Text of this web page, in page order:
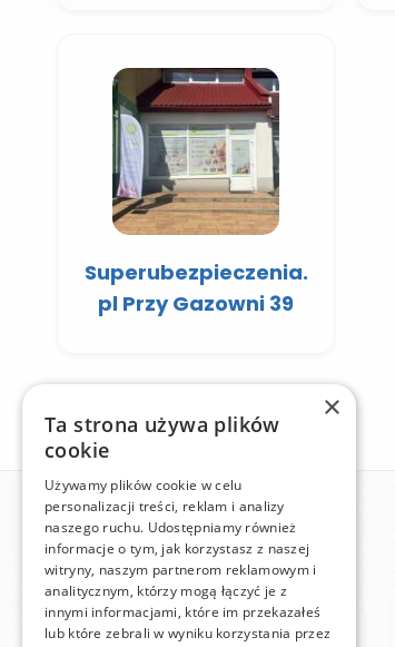
Superubezpieczenia.
pl Przy Gazowni 39
×
Ta strona używa plików
cookie
Używamy plików cookie w celu
personalizacji treści, reklam i analizy
naszego ruchu. Udostępniamy również
informacje o tym, jak korzystasz z naszej
witryny, naszym partnerom reklamowym i
analitycznym, którzy mogą łączyć je z
innymi informacjami, które im przekazałeś
lub które zebrali w wyniku korzystania przez